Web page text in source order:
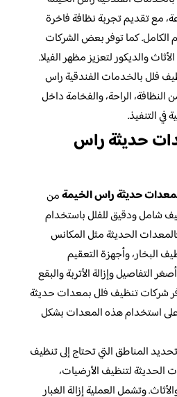
مع تقديم تجربة نظافة فاخرة
كما توفر بعض الشركات
والديكور لتعزيز مظهر الفيلا.
فلل بالخدمات الفندقية راس
الراحة، والفخامة داخل
في التنفيذ.
حديثة راس
حديثة راس الخيمةمن
شامل ودقيق للفلل باستخدام
الحديثة مثل المكانس
البخار، وأجهزة التعقيم
التفاصيل وإزالة الأتربة والبقع
شركات تنظيف فلل بمعدات حديثة
على استخدام هذه المعدات بشكل
المناطق التي تحتاج إلى تنظيف
لتنظيف الأرضيات،
وتشمل العملية إزالة الغبار